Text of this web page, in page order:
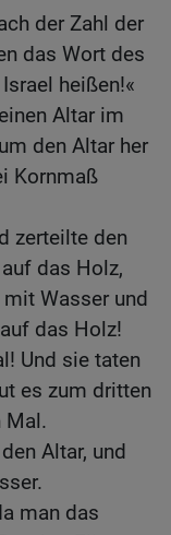
der Zahl der
das Wort des
heißen!«
Altar im
den Altar her
Kornmaß
zerteilte den
das Holz,
Wasser und
das Holz!
Und sie taten
es zum dritten
Mal.
Altar, und
man das